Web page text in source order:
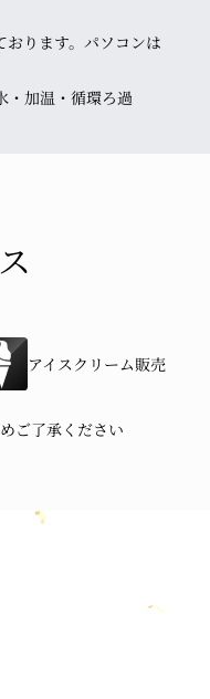
ります。パソコンは
・加温・循環ろ過
アイスクリーム販売
ご了承ください